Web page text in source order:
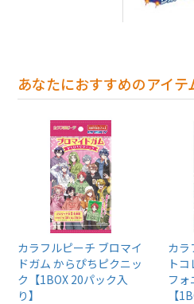
あなたにおすすめのアイテ
カラフルピーチ ブロマイ
ドガム からぴちピクニッ
ク【1BOX 20パック入
り】
カラ
ト
フォ
【